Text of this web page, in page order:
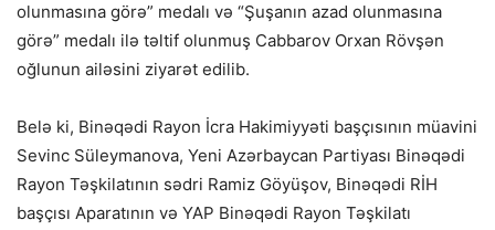
olunmasına görə” medalı və “Şuşanın azad olunmasına
görə” medalı ilə təltif olunmuş Cabbarov Orxan Rövşən
oğlunun ailəsini ziyarət edilib.
Belə ki, Binəqədi Rayon İcra Hakimiyyəti başçısının müavini
Sevinc Süleymanova, Yeni Azərbaycan Partiyası Binəqədi
Rayon Təşkilatının sədri Ramiz Göyüşov, Binəqədi RİH
başçısı Aparatının və YAP Binəqədi Rayon Təşkilatı